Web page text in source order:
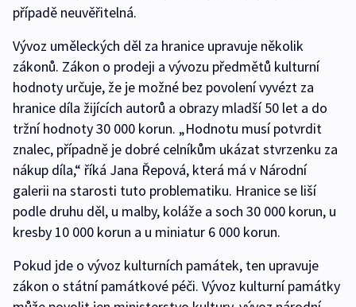
případě neuvěřitelná.
Vývoz uměleckých děl za hranice upravuje několik
zákonů. Zákon o prodeji a vývozu předmětů kulturní
hodnoty určuje, že je možné bez povolení vyvézt za
hranice díla žijících autorů a obrazy mladší 50 let a do
tržní hodnoty 30 000 korun. „Hodnotu musí potvrdit
znalec, případně je dobré celníkům ukázat stvrzenku za
nákup díla,“ říká Jana Řepová, která má v Národní
galerii na starosti tuto problematiku. Hranice se liší
podle druhu děl, u malby, koláže a soch 30 000 korun, u
kresby 10 000 korun a u miniatur 6 000 korun.
Pokud jde o vývoz kulturních památek, ten upravuje
zákon o státní památkové péči. Vývoz kulturní památky